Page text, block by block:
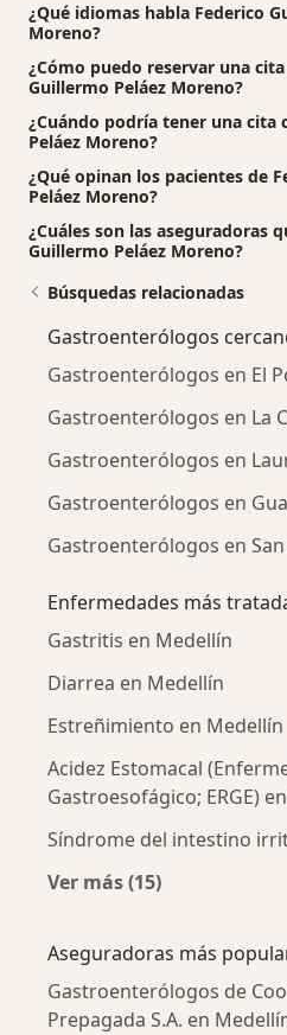
¿Qué idiomas habla Federico
Moreno?
¿Cómo puedo reservar una
Guillermo Peláez Moreno?
¿Cuándo podría tener una cita
Peláez Moreno?
¿Qué opinan los pacientes de
Peláez Moreno?
¿Cuáles son las aseguradoras
Guillermo Peláez Moreno?
Búsquedas relacionadas
Gastroenterólogos
Gastroenterólogos en El
Gastroenterólogos en La
Gastroenterólogos en
Gastroenterólogos en
Gastroenterólogos en
Enfermedades más
Gastritis en Medellín
Diarrea en Medellín
Estreñimiento en Medellín
Acidez Estomacal
Gastroesofágico; ERGE)
Síndrome del intestino
Ver más (15)
Aseguradoras más
Gastroenterólogos de
Prepagada S.A. en